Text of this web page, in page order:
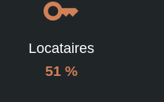
Locataires
51 %